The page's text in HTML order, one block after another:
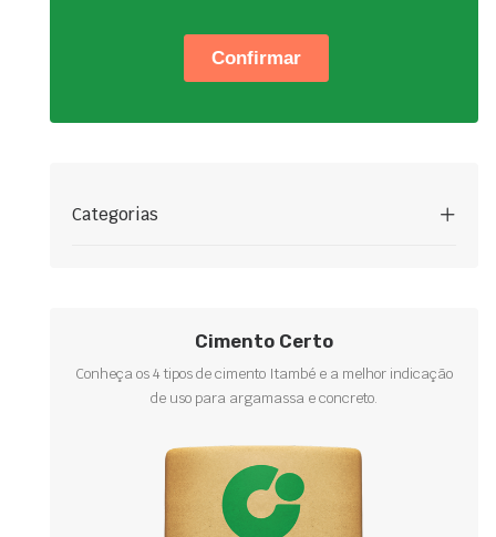
Categorias
Cimento Certo
Conheça os 4 tipos de cimento Itambé e a melhor indicação
de uso para argamassa e concreto.